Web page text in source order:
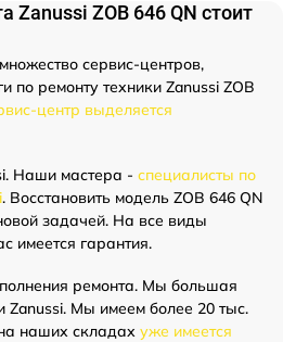
Zanussi ZOB 646 QN стоит
сервис-центров,
по ремонту техники Zanussi ZOB
центр выделяется
Наши мастера - специалисты по
. Восстановить модель ZOB 646 QN
задачей. На все виды
имеется гарантия.
ремонта. Мы большая
Zanussi. Мы имеем более 20 тыс.
наших складах уже имеется